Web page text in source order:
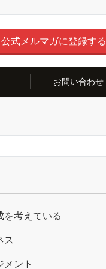
公式メルマガに登録する
お問い合わせ
を考えている
ス
メント